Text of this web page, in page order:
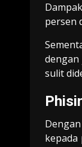
persen
sulit